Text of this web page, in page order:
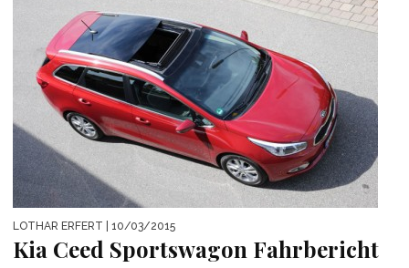
LOTHAR ERFERT | 10/03/2015
Kia Ceed Sportswagon Fahrbericht